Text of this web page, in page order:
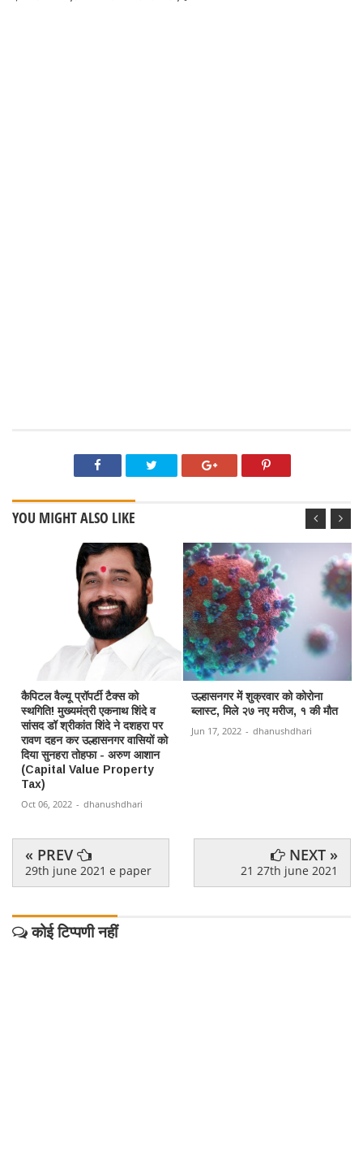
YOU MIGHT ALSO LIKE
कैपिटल वैल्यू प्रॉपर्टी टैक्स को
स्थगिति! मुख्यमंत्री एकनाथ शिंदे व
सांसद डॉ श्रीकांत शिंदे ने दशहरा पर
रावण दहन कर उल्हासनगर वासियों को
दिया सुनहरा तोहफा - अरुण आशान
(Capital Value Property
Tax)
Oct 06, 2022 - dhanushdhari
उल्हासनगर में शुक्रवार को कोरोना
ब्लास्ट, मिले २७ नए मरीज, १ की मौत
Jun 17, 2022 - dhanushdhari
« PREV
29th june 2021 e paper
NEXT »
21 27th june 2021
कोई टिप्पणी नहीं